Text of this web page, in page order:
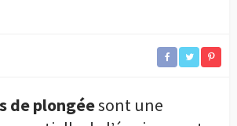
de plongéesont une